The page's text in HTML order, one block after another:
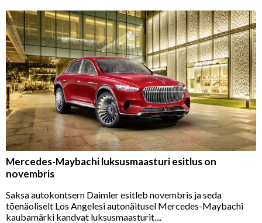
Mercedes-Maybachi luksusmaasturi esitlus on
novembris
Saksa autokontsern Daimler esitleb novembris ja seda
tõenäoliselt Los Angelesi autonäitusel Mercedes-Maybachi
kaubamärki kandvat luksusmaasturit....